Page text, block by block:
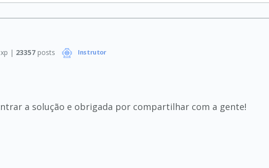
xp | 23357posts Instrutor
a solução e obrigada por compartilhar com a gente!